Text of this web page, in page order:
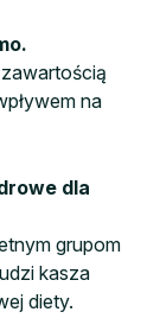
na
dla
grupom
kasza
diety.